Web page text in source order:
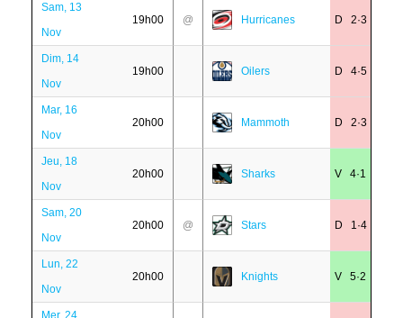
Sam, 13
Nov
19h00 @ Hurricanes D 2·3
Dim, 14
Nov
19h00 Oilers D 4·5
Mar, 16
Nov
20h00 Mammoth D 2·3
Jeu, 18
Nov
20h00 Sharks V 4·1
Sam, 20
Nov
20h00 @ Stars D 1·4
Lun, 22
Nov
20h00 Knights V 5·2
Mer, 24